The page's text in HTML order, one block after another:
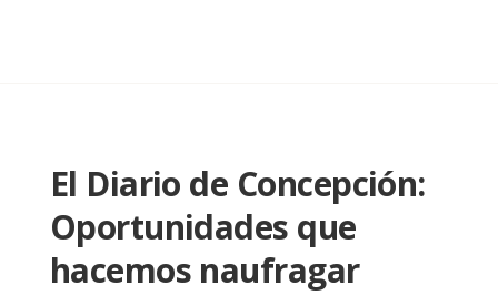
El Diario de Concepción:
Oportunidades que
hacemos naufragar